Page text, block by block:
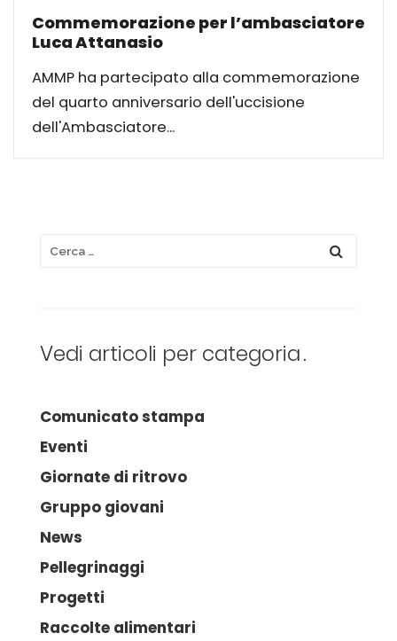
Commemorazione per l’ambasciatore
Luca Attanasio
AMMP ha partecipato alla commemorazione
del quarto anniversario dell'uccisione
dell'Ambasciatore...
Vedi articoli per categoria
Comunicato stampa
Eventi
Giornate di ritrovo
Gruppo giovani
News
Pellegrinaggi
Progetti
Raccolte alimentari